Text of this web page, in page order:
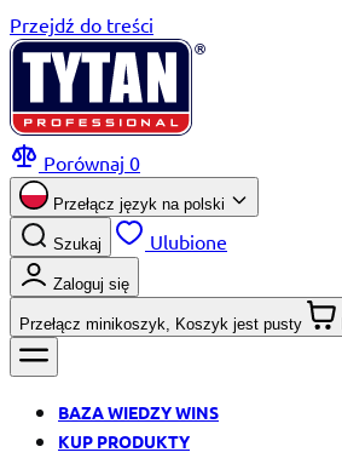
Przejdź do treści
Porównaj 0
Przełącz język na polski
Szukaj Ulubione
Zaloguj się
Przełącz minikoszyk, Koszyk jest pusty
BAZA WIEDZY WINS
KUP PRODUKTY